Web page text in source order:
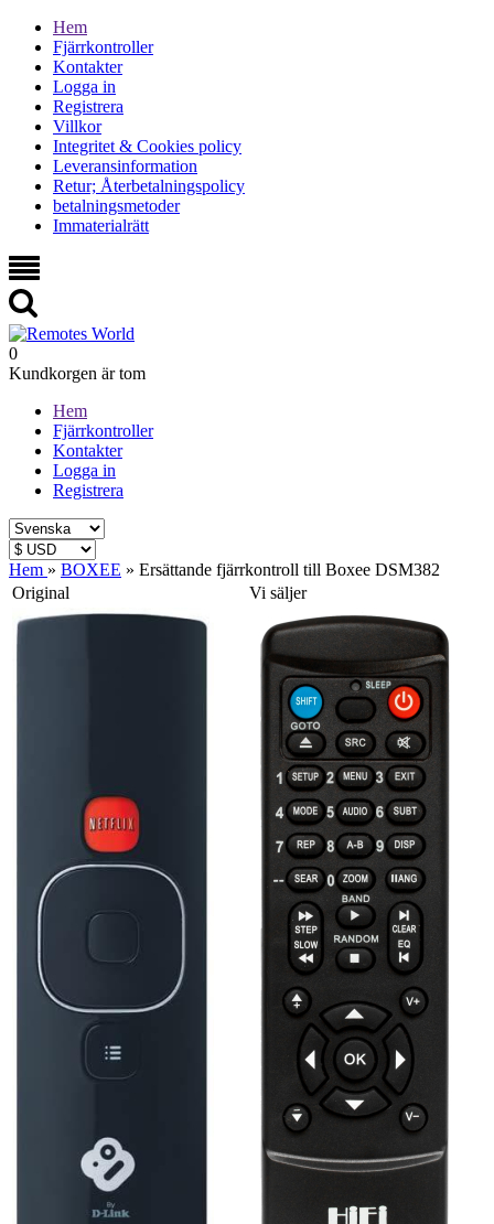
Hem
Fjärrkontroller
Kontakter
Logga in
Registrera
Villkor
Integritet & Cookies policy
Leveransinformation
Retur; Återbetalningspolicy
betalningsmetoder
Immaterialrätt
0
Kundkorgen är tom
Hem
Fjärrkontroller
Kontakter
Logga in
Registrera
Hem » BOXEE » Ersättande fjärrkontroll till Boxee DSM382
Original
Vi säljer